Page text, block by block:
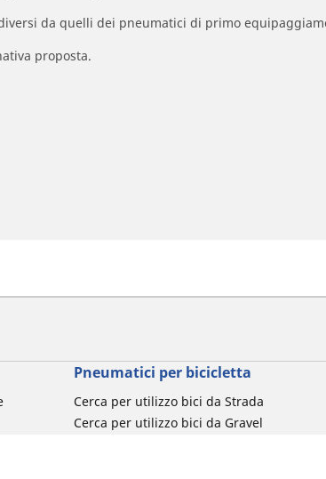
da quelli dei pneumatici di primo
proposta.
Pneumatici per bicicletta
Cerca per utilizzo bici da Strada
Cerca per utilizzo bici da Gravel